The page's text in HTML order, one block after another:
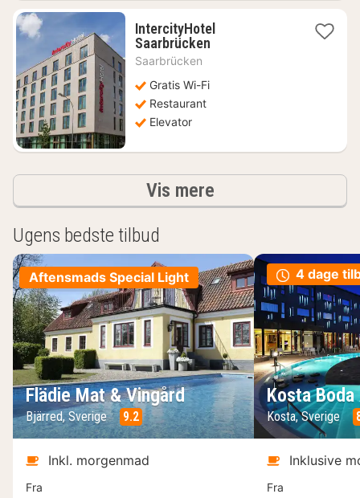
IntercityHotel
Saarbrücken1
414
Saarbrücken
Gratis Wi-Fi
Restaurant
Elevator
Vis mereresultater
Ugens bedste tilbud
Aftensmads Special Light
Flädie Mat & Vingård
Bjärred, Sverige 9.2
Inkl. morgenmad
Fra
4 dage
Kosta
Kosta, Sverige
Inklusive
Fra